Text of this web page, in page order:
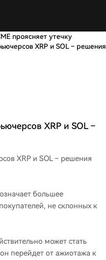
проясняет утечку
XRP и SOL – решения
XRP и SOL –
XRP и SOL – решения
большее
не склонных к
может стать
перейдет от ажиотажа к